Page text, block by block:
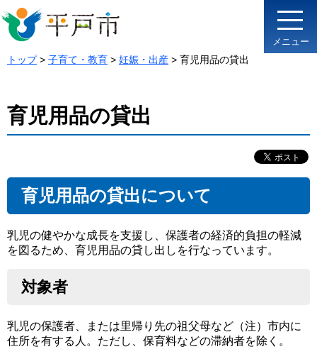
メニュー
トップ> 子育て・教育 > 妊娠・出産 > 育児用品の貸出
育児用品の貸出
育児用品の貸出について
乳児の健やかな成長を支援し、保護者の経済的負担の軽減
を図るため、育児用品の貸し出しを行なっています。
対象者
乳児の保護者、または里帰り先の祖父母など（注）市内に
住所を有する人。ただし、保育料などの滞納者を除く。